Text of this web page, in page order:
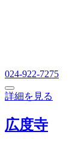
024-922-7275
詳細を見る
広度寺